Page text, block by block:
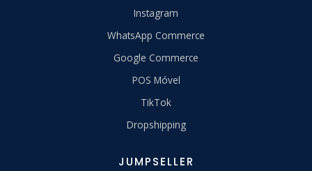
Instagram
WhatsApp Commerce
Google Commerce
POS Móvel
TikTok
Dropshipping
JUMPSELLER